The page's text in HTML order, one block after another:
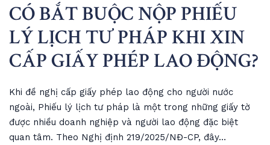
CÓ BẮT BUỘC NỘP PHIẾU
LÝ LỊCH TƯ PHÁP KHI XIN
CẤP GIẤY PHÉP LAO ĐỘNG?
Khi đề nghị cấp giấy phép lao động cho người nước
ngoài, Phiếu lý lịch tư pháp là một trong những giấy tờ
được nhiều doanh nghiệp và người lao động đặc biệt
quan tâm. Theo Nghị định 219/2025/NĐ-CP, đây…